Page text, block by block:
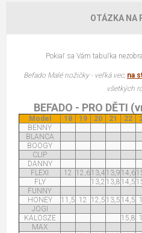
OTÁZKA NA
Pokiaľ sa Vám tabuľka
Befado Malé nožičky - veľká vec, na
všetkých
BEFADO - PRO DĚTI
Model 18 19 20 21 22
BENNY
BLANCA
BOOGY
CLIP
DANNY
FLEXI
12 12,613,4 13,9 14,6
FLY
13,2 13,8 14,5
FUNNY
HONEY
11,5 12 12,5 13,5 14,5
JOGI
KALOSZE
15,8
MAX